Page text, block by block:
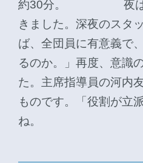
約30分。 夜は江
きました。深夜のスタ
ば、全団員に有意義で
るのか。」再度、意識
た。主席指導員の河内
ものです。「役割が立
ね。